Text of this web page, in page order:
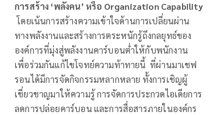
การสร้าง ‘พลังคน’ หรือ Organization Capability
โดยเน้นการสร้างความเข้าใจด้านการเปลี่ยนผ่าน
ทางพลังงานและสร้างการตระหนักรู้ถึงกลยุทธ์ของ
องค์การที่มุ่งสู่พลังงานคาร์บอนต่ำให้กับพนักงาน
เพื่อร่วมกันแก้ไขโจทย์ความท้าทายนี้ ที่ผ่านมาเชฟ
รอนได้มีการจัดกิจกรรมหลากหลาย ทั้งการเชิญผู้
เชี่ยวชาญมาให้ความรู้ การจัดการประกวดไอเดียการ
ลดการปล่อยคาร์บอน และการสื่อสารภายในองค์กร